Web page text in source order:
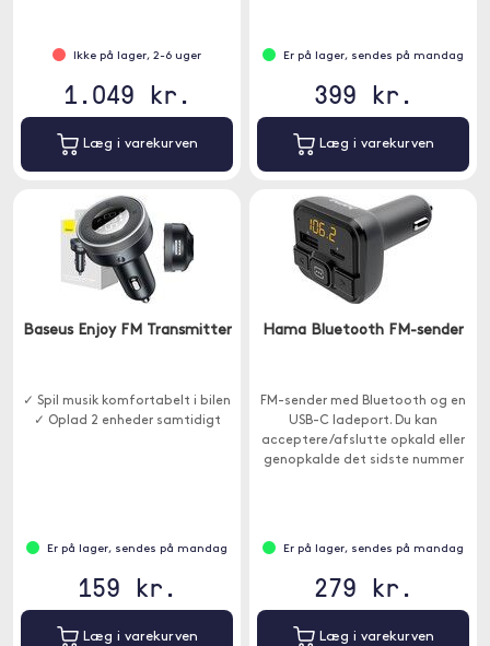
Ikke på lager, 2-6 uger
1.049 kr.
Læg i varekurven
Er på lager, sendes på mandag
399 kr.
Læg i varekurven
Baseus Enjoy FM Transmitter
✓ Spil musik komfortabelt i bilen
✓ Oplad 2 enheder samtidigt
Er på lager, sendes på mandag
159 kr.
Læg i varekurven
Hama Bluetooth FM-sender
FM-sender med Bluetooth og en
USB-C ladeport. Du kan
acceptere/afslutte opkald eller
genopkalde det sidste nummer
Er på lager, sendes på mandag
279 kr.
Læg i varekurven